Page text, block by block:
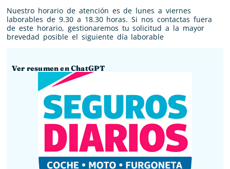
Nuestro horario de atención es de lunes a viernes
laborables de 9.30 a 18.30 horas. Si nos contactas fuera
de este horario, gestionaremos tu solicitud a la mayor
brevedad posible el siguiente día laborable
Ver resumen en ChatGPT